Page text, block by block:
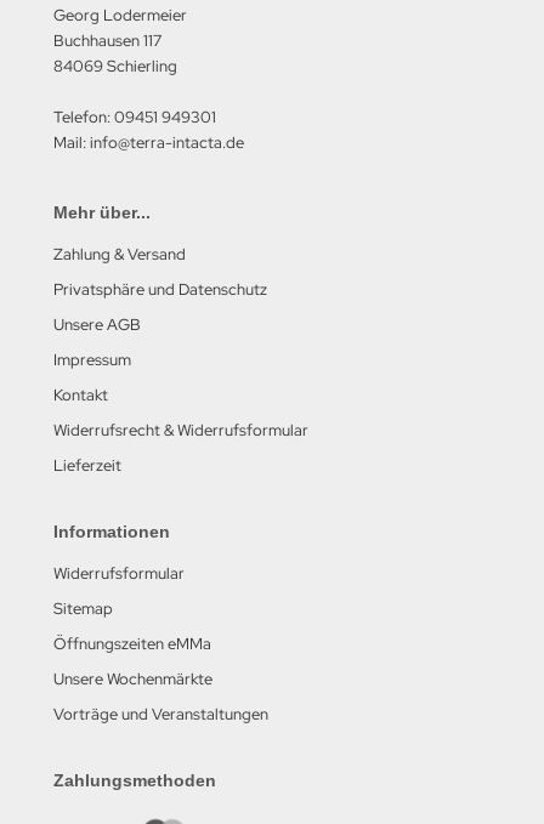
Georg Lodermeier
Buchhausen 117
84069 Schierling
Telefon: 09451 949301
Mail: info@terra-intacta.de
Mehr über...
Zahlung & Versand
Privatsphäre und Datenschutz
Unsere AGB
Impressum
Kontakt
Widerrufsrecht & Widerrufsformular
Lieferzeit
Informationen
Widerrufsformular
Sitemap
Öffnungszeiten eMMa
Unsere Wochenmärkte
Vorträge und Veranstaltungen
Zahlungsmethoden